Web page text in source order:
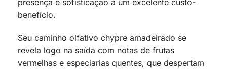
presença e sofisticação a um excelente custo-
benefício.
Seu caminho olfativo chypre amadeirado se
revela logo na saída com notas de frutas
vermelhas e especiarias quentes, que despertam